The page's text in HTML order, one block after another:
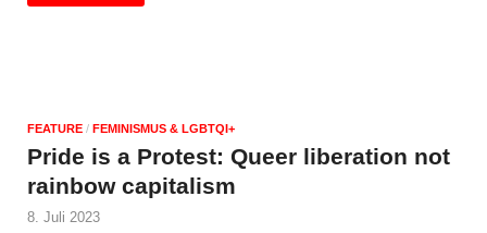
FEATURE / FEMINISMUS & LGBTQI+
Pride is a Protest: Queer liberation not
rainbow capitalism
8. Juli 2023